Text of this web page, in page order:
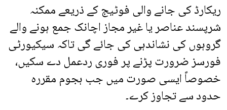
ریکارڈ کی جانے والی فوٹیج کے ذریعے ممکنہ
شرپسند عناصر یا غیر مجاز اچانک جمع ہونے والے
گروہوں کی نشاندہی کی جائے گی تاکہ سیکیورٹی
فورسز ضرورت پڑنے پر فوری ردعمل دے سکیں،
خصوصاً ایسی صورت میں جب ہجوم مقررہ
حدود سے تجاوز کرے۔